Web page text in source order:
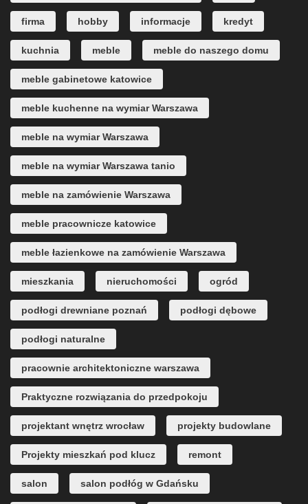
firma hobby informacje kredyt
kuchnia meble meble do naszego domu
meble gabinetowe katowice
meble kuchenne na wymiar Warszawa
meble na wymiar Warszawa
meble na wymiar Warszawa tanio
meble na zamówienie Warszawa
meble pracownicze katowice
meble łazienkowe na zamówienie Warszawa
mieszkania nieruchomości ogród
podłogi drewniane poznań podłogi dębowe
podłogi naturalne
pracownie architektoniczne warszawa
Praktyczne rozwiązania do przedpokoju
projektant wnętrz wrocław projekty budowlane
Projekty mieszkań pod klucz remont
salon salon podłóg w Gdańsku